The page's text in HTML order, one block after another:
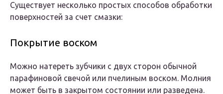
Существует несколько простых способов обработки
поверхностей за счет смазки:
Покрытие воском
Можно натереть зубчики с двух сторон обычной
парафиновой свечой или пчелиным воском. Молния
может быть в закрытом состоянии или разведена.